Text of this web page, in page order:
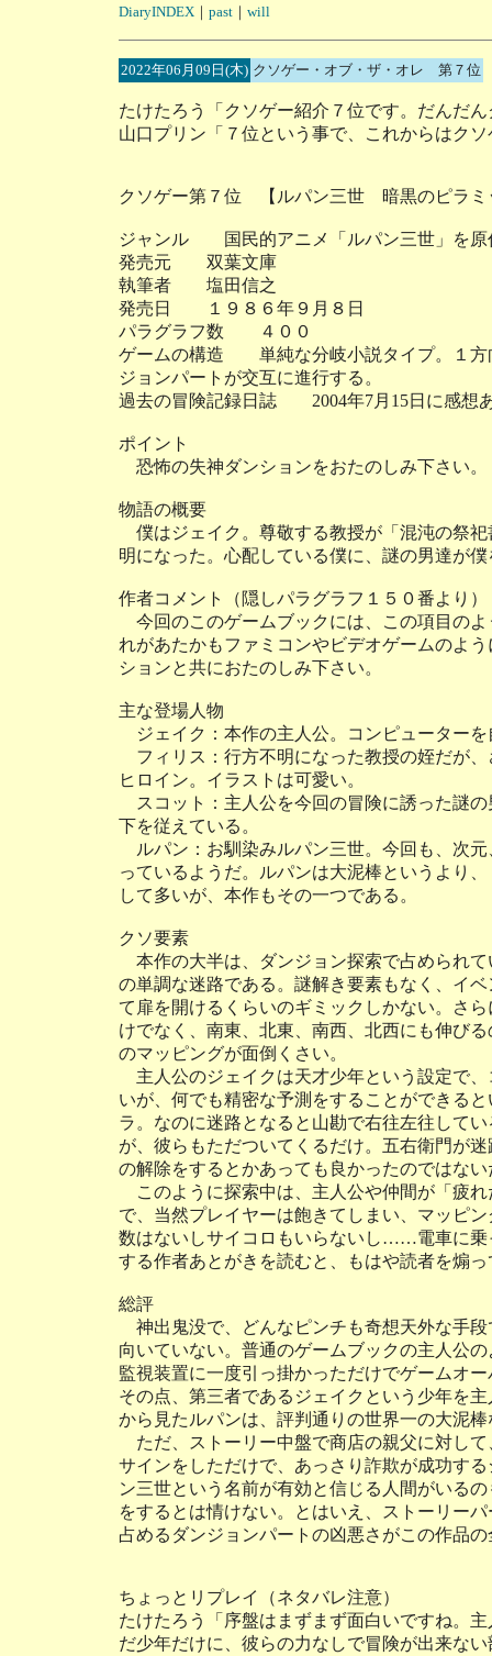
DiaryINDEX｜ past｜ will
2022年06月09日(木) クソゲー・オブ・ザ・オレ 第７位
たけたろう「クソゲー紹介７位です。だんだ
山口プリン「７位という事で、これからはク
クソゲー第７位 【ルパン三世 暗黒のピラミ
ジャンル 国民的アニメ「ルパン三世」を原
発売元 双葉文庫
執筆者 塩田信之
発売日 １９８６年９月８日
パラグラフ数 ４００
ゲームの構造 単純な分岐小説タイプ。１方
ジョンパートが交互に進行する。
過去の冒険記録日誌 2004年7月15日に感想
ポイント
恐怖の失神ダンションをおたのしみ下さい。
物語の概要
僕はジェイク。尊敬する教授が「混沌の祭
明になった。心配している僕に、謎の男達が
作者コメント（隠しパラグラフ１５０番より）
今回のこのゲームブックには、この項目の
れがあたかもファミコンやビデオゲームのよ
ションと共におたのしみ下さい。
主な登場人物
ジェイク：本作の主人公。コンピューター
フィリス：行方不明になった教授の姪だが
ヒロイン。イラストは可愛い。
スコット：主人公を今回の冒険に誘った謎
下を従えている。
ルパン：お馴染みルパン三世。今回も、次
っているようだ。ルパンは大泥棒というより
して多いが、本作もその一つである。
クソ要素
本作の大半は、ダンジョン探索で占められ
の単調な迷路である。謎解き要素もなく、イ
て扉を開けるくらいのギミックしかない。さ
けでなく、南東、北東、南西、北西にも伸び
のマッピングが面倒くさい。
主人公のジェイクは天才少年という設定で
いが、何でも精密な予測をすることができる
ラ。なのに迷路となると山勘で右往左往して
が、彼らもただついてくるだけ。五右衛門が
の解除をするとかあっても良かったのではない
このように探索中は、主人公や仲間が「疲
で、当然プレイヤーは飽きてしまい、マッピ
数はないしサイコロもいらないし……電車に乗
する作者あとがきを読むと、もはや読者を煽
総評
神出鬼没で、どんなピンチも奇想天外な手
向いていない。普通のゲームブックの主人公
監視装置に一度引っ掛かっただけでゲームオ
その点、第三者であるジェイクという少年を
から見たルパンは、評判通りの世界一の大泥
ただ、ストーリー中盤で商店の親父に対し
サインをしただけで、あっさり詐欺が成功す
ン三世という名前が有効と信じる人間がいる
をするとは情けない。とはいえ、ストーリー
占めるダンジョンパートの凶悪さがこの作品
ちょっとリプレイ（ネタバレ注意）
たけたろう「序盤はまずまず面白いですね。
だ少年だけに、彼らの力なしで冒険が出来な